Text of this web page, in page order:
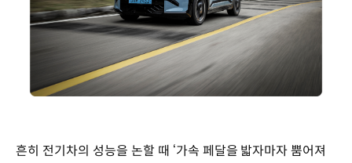
흔히 전기차의 성능을 논할 때 ‘가속 페달을 밟자마자 뿜어져